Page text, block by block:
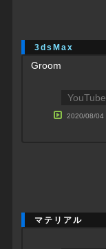
3dsMax
Groom
2020/08/04
マテリアル